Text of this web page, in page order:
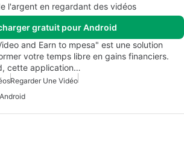
l'argent en regardant des vidéos
gratuit pour Android
and Earn to mpesa" est une solution
votre temps libre en gains financiers.
cette application…
Regarder Une Vidéo